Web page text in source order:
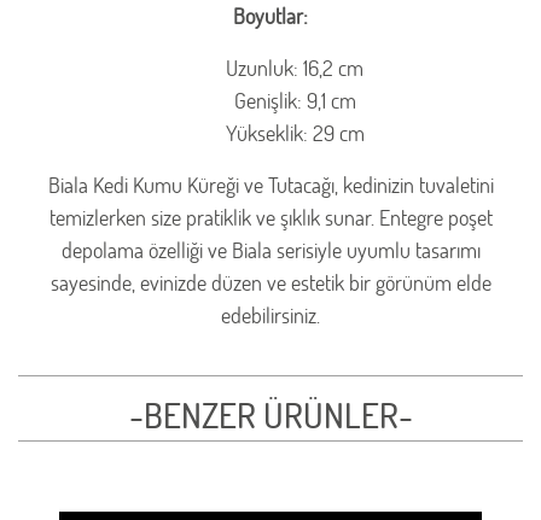
Boyutlar:
Uzunluk: 16,2 cm
Genişlik: 9,1 cm
Yükseklik: 29 cm
Biala Kedi Kumu Küreği ve Tutacağı, kedinizin tuvaletini
temizlerken size pratiklik ve şıklık sunar. Entegre poşet
depolama özelliği ve Biala serisiyle uyumlu tasarımı
sayesinde, evinizde düzen ve estetik bir görünüm elde
edebilirsiniz.
-BENZER ÜRÜNLER-